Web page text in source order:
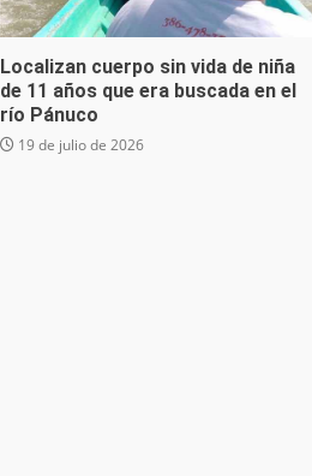
Localizan cuerpo sin vida de niña
de 11 años que era buscada en el
río Pánuco
19 de julio de 2026